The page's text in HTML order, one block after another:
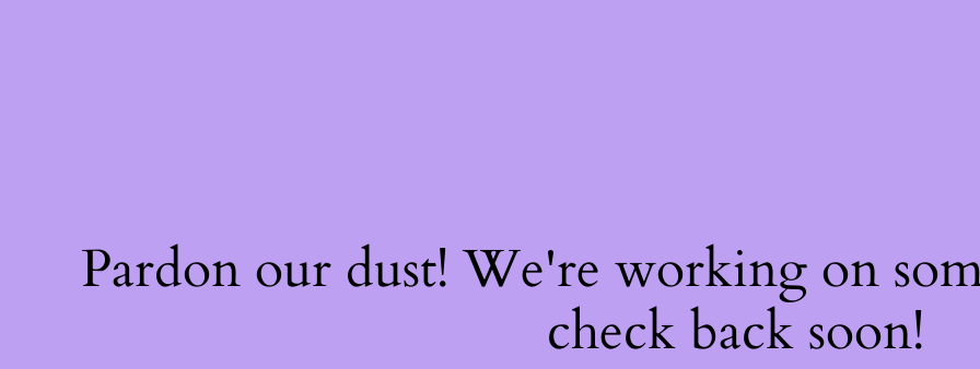
Pardon our dust! We're working on
check back soon!